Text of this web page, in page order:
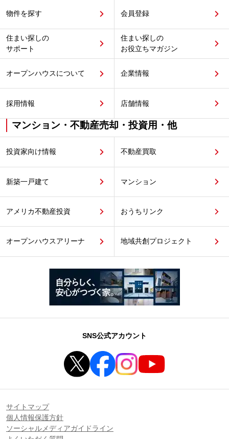
物件を探す 会員登録
住まい探しの
サポート
住まい探しの
お役立ちマガジン
オープンハウスについて 企業情報
採用情報 店舗情報
マンション・不動産売却・投資用・他
投資家向け情報 不動産買取
新築一戸建て マンション
アメリカ不動産投資 おうちリンク
オープンハウスアリーナ 地域共創プロジェクト
SNS公式アカウント
サイトマップ
個人情報保護方針
ソーシャルメディアガイドライン